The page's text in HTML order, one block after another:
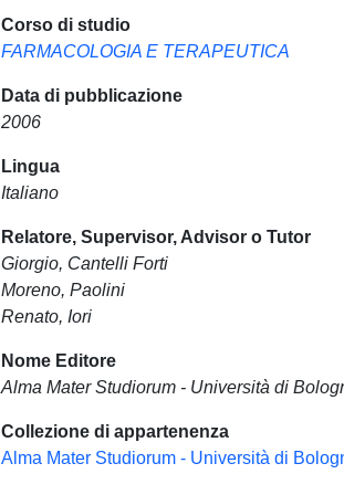
Corso di studio
FARMACOLOGIA E TERAPEUTICA
Data di pubblicazione
2006
Lingua
Italiano
Relatore, Supervisor, Advisor o Tutor
Giorgio, Cantelli Forti
Moreno, Paolini
Renato, Iori
Nome Editore
Alma Mater Studiorum - Università di
Collezione di appartenenza
Alma Mater Studiorum - Università di